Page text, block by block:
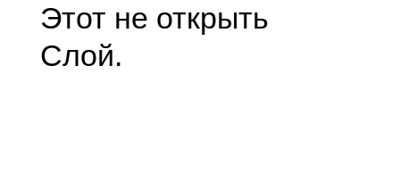
Этот не открыть
Слой.